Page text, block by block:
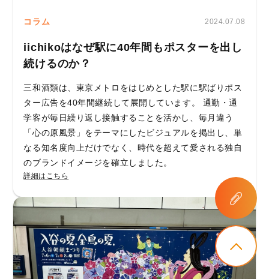
コラム 2024.07.08
iichikoはなぜ駅に40年間もポスターを出し
続けるのか？
三和酒類は、東京メトロをはじめとした駅に駅ばりポス
ター広告を40年間継続して展開しています。 通勤・通
学客が毎日繰り返し接触することを活かし、毎月違う
「心の原風景」をテーマにしたビジュアルを掲出し、単
なる知名度向上だけでなく、時代を超えて愛される独自
のブランドイメージを確立しました。
詳細はこちら